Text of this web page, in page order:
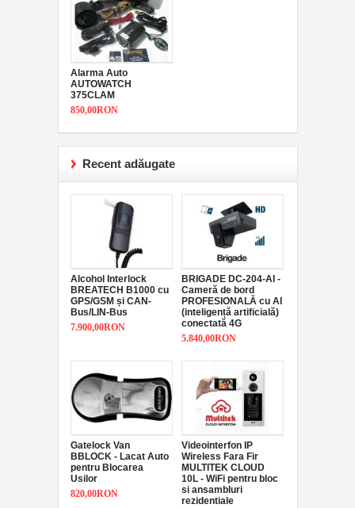
Alarma Auto
AUTOWATCH
375CLAM
850,00RON
Recent adăugate
Alcohol Interlock
BREATECH B1000 cu
GPS/GSM și CAN-
Bus/LIN-Bus
7.900,00RON
BRIGADE DC-204-AI -
Cameră de bord
PROFESIONALĂ cu AI
(inteligență artificială)
conectată 4G
5.840,00RON
Gatelock Van
BBLOCK - Lacat Auto
pentru Blocarea
Usilor
820,00RON
Videointerfon IP
Wireless Fara Fir
MULTITEK CLOUD
10L - WiFi pentru bloc
si ansambluri
rezidentiale